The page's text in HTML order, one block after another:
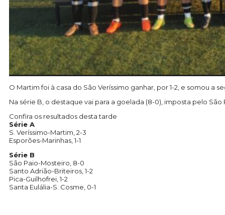
O Martim foi à casa do São Veríssimo ganhar, por 1-2, e somou a
Na série B, o destaque vai para a goelada (8-0), imposta pelo
Confira os resultados desta tarde
Série A
S. Veríssimo-Martim, 2-3
Esporões-Marinhas, 1-1
Série B
São Paio-Mosteiro, 8-0
Santo Adrião-Briteiros, 1-2
Pica-Guilhofrei, 1-2
Santa Eulália-S. Cosme, 0-1